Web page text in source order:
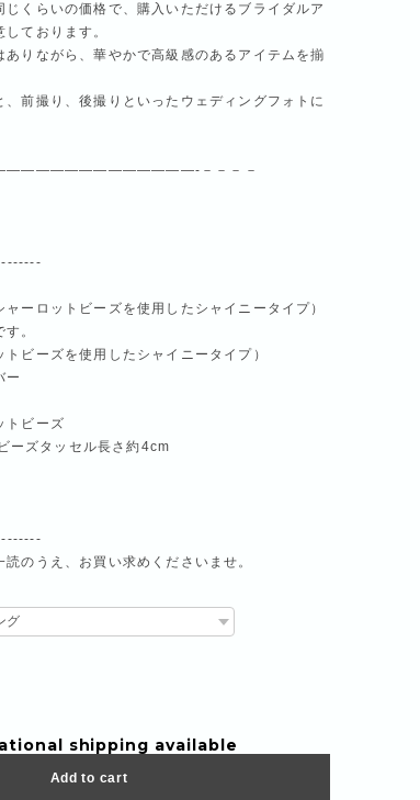
くらいの価格で、購入いただけるブライダルア
ております。
ありながら、華やかで高級感のあるアイテムを揃
前撮り、後撮りといったウェディングフォトに
－－－－
ーロットビーズを使用したシャイニータイプ）
。
ビーズを使用したシャイニータイプ）
ー
トビーズ
ーズタッセル長さ約4cm
のうえ、お買い求めくださいませ。
shipping available
Add to cart